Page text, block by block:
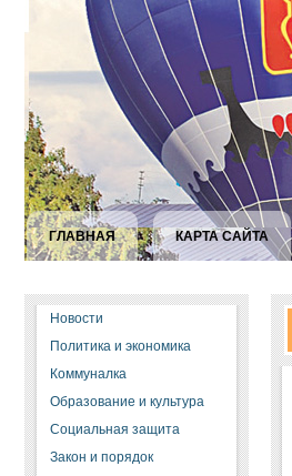
ГЛАВНАЯ КАРТА САЙТА
Новости
Политика и экономика
Коммуналка
Образование и культура
Социальная защита
Закон и порядок